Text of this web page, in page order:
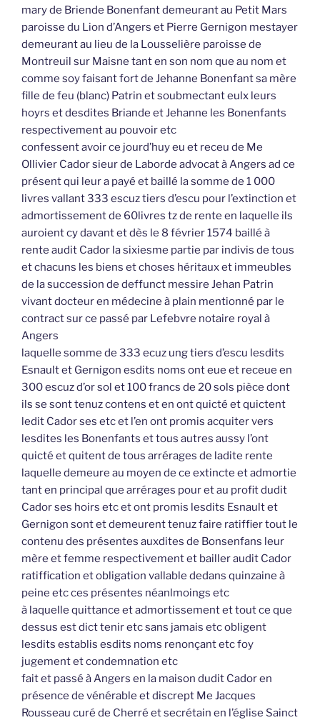
mary de Briende Bonenfant demeurant au Petit Mars
paroisse du Lion d’Angers et Pierre Gernigon mestayer
demeurant au lieu de la Lousselière paroisse de
Montreuil sur Maisne tant en son nom que au nom et
comme soy faisant fort de Jehanne Bonenfant sa mère
fille de feu (blanc) Patrin et soubmectant eulx leurs
hoyrs et desdites Briande et Jehanne les Bonenfants
respectivement au pouvoir etc
confessent avoir ce jourd’huy eu et receu de Me
Ollivier Cador sieur de Laborde advocat à Angers ad ce
présent qui leur a payé et baillé la somme de 1 000
livres vallant 333 escuz tiers d’escu pour l’extinction et
admortissement de 60livres tz de rente en laquelle ils
auroient cy davant et dès le 8 février 1574 baillé à
rente audit Cador la sixiesme partie par indivis de tous
et chacuns les biens et choses héritaux et immeubles
de la succession de deffunct messire Jehan Patrin
vivant docteur en médecine à plain mentionné par le
contract sur ce passé par Lefebvre notaire royal à
Angers
laquelle somme de 333 ecuz ung tiers d’escu lesdits
Esnault et Gernigon esdits noms ont eue et receue en
300 escuz d’or sol et 100 francs de 20 sols pièce dont
ils se sont tenuz contens et en ont quicté et quictent
ledit Cador ses etc et l’en ont promis acquiter vers
lesdites les Bonenfants et tous autres aussy l’ont
quicté et quitent de tous arrérages de ladite rente
laquelle demeure au moyen de ce extincte et admortie
tant en principal que arrérages pour et au profit dudit
Cador ses hoirs etc et ont promis lesdits Esnault et
Gernigon sont et demeurent tenuz faire ratiffier tout le
contenu des présentes auxdites de Bonsenfans leur
mère et femme respectivement et bailler audit Cador
ratiffication et obligation vallable dedans quinzaine à
peine etc ces présentes néanlmoings etc
à laquelle quittance et admortissement et tout ce que
dessus est dict tenir etc sans jamais etc obligent
lesdits establis esdits noms renonçant etc foy
jugement et condemnation etc
fait et passé à Angers en la maison dudit Cador en
présence de vénérable et discrept Me Jacques
Rousseau curé de Cherré et secrétain en l’église Sainct